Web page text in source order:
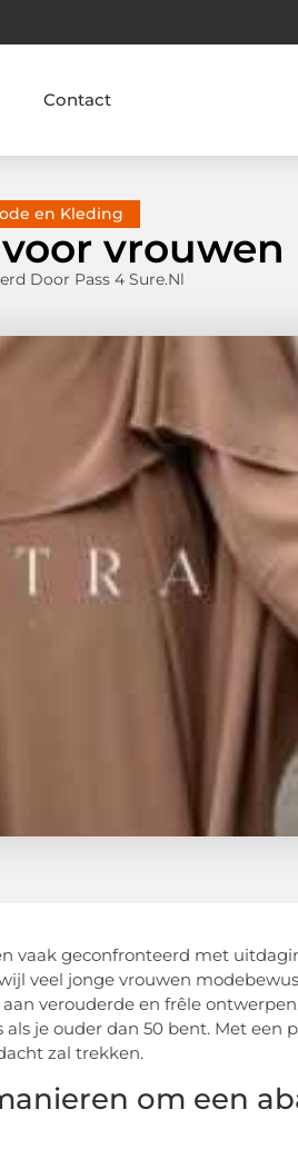
Contact
en Kleding
vrouwen
Door Pass 4 Sure.nl
vaak geconfronteerd met
veel jonge vrouwen
verouderde en frêle
je ouder dan 50 bent. Met een
zal trekken.
om een